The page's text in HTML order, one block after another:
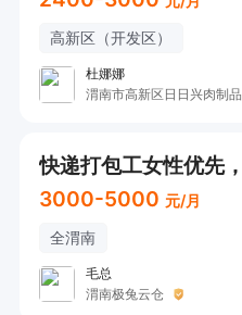
高新区（开发区）
杜娜娜
3000-5000 元/月
全渭南
毛总
渭南极兔云仓